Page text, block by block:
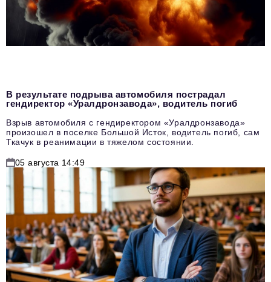
В результате подрыва автомобиля пострадал
гендиректор «Уралдронзавода», водитель погиб
Взрыв автомобиля с гендиректором «Уралдронзавода»
произошел в поселке Большой Исток, водитель погиб, сам
Ткачук в реанимации в тяжелом состоянии.
05 августа 14:49